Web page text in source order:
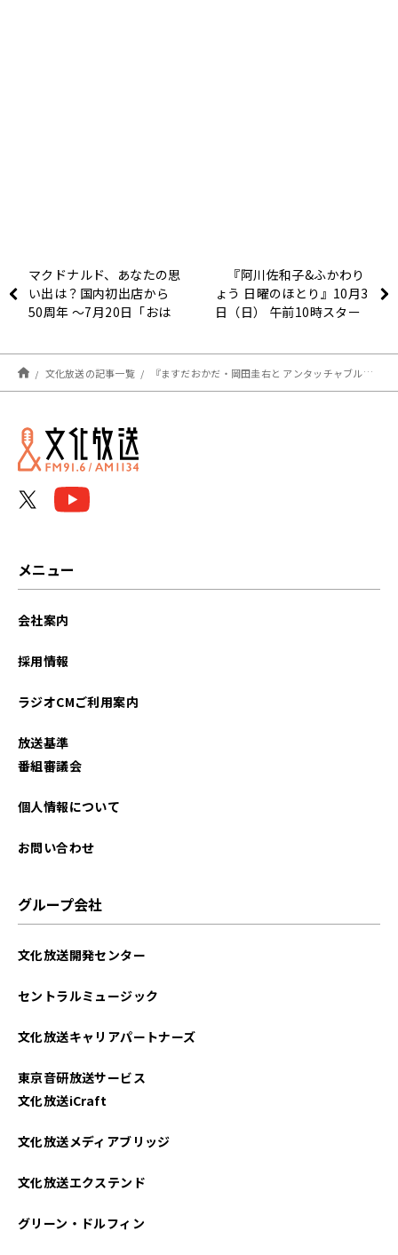
マクドナルド、あなたの思
い出は？国内初出店から
50周年 ～7月20日「おは
『阿川佐和子&ふかわり
ょう 日曜のほとり』10月3
日（日） 午前10時スター
文化放送の記事一覧 『ますだおかだ・岡田圭右と アンタッチャブル・柴田英嗣のおかしば』10/2（土） 午前11時スタート！
メニュー
会社案内
採用情報
ラジオCMご利用案内
放送基準
番組審議会
個人情報について
お問い合わせ
グループ会社
文化放送開発センター
セントラルミュージック
文化放送キャリアパートナーズ
東京音研放送サービス
文化放送iCraft
文化放送メディアブリッジ
文化放送エクステンド
グリーン・ドルフィン